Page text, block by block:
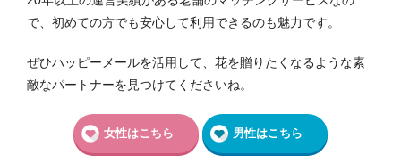
で、初めての方でも安心して利用できるのも魅力です。
ぜひハッピーメールを活用して、花を贈りたくなるような素
敵なパートナーを見つけてくださいね。
女性はこちら 男性はこちら